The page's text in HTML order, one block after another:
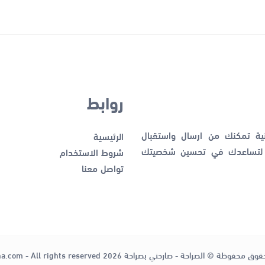
تمكنك من ارسال واستقبال
لتساعدك في تحسين شخصيتك
روابط
الرئيسية
شروط الاستخدام
تواصل معنا
محفوظة © الصراحة - صارحني بصراحة 2026 - All rights reserved